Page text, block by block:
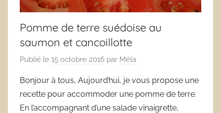
Pomme de terre suédoise au
saumon et cancoillotte
Publié le 15 octobre 2016 par Méla
Bonjour à tous, Aujourd’hui, je vous propose une
recette pour accommoder une pomme de terre.
En l’accompagnant d’une salade vinaigrette,